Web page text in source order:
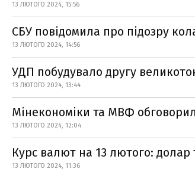
13 ЛЮТОГО 2024, 15:56
СБУ повідомила про підозру
13 ЛЮТОГО 2024, 14:56
УДП побудувало другу
13 ЛЮТОГО 2024, 13:44
Мінекономіки та МВФ
13 ЛЮТОГО 2024, 12:04
Курс валют на 13 лютого:
13 ЛЮТОГО 2024, 11:36